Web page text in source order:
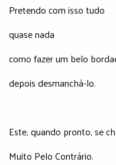
Pretendo com isso tudo
quase nada
como fazer um belo
depois desmanchá-lo.
Este, quando pronto, se
Muito Pelo Contrário.